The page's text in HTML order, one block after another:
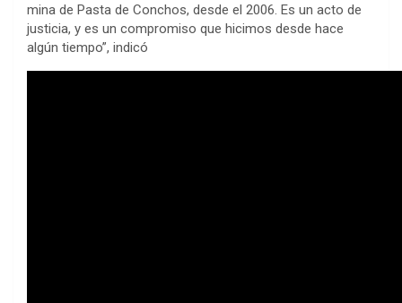
mina de Pasta de Conchos, desde el 2006. Es un acto de
justicia, y es un compromiso que hicimos desde hace
algún tiempo”, indicó